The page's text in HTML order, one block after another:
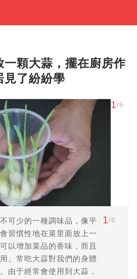
一顆大蒜，擺在廚房作
見了紛紛學
1/6
可少的一種調味品，像平
習慣性地在菜里面放上一
以增加菜品的香味，而且
。常吃大蒜對我們的身體
由于經常會使用到大蒜，
1/6